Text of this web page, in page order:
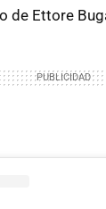
de Ettore